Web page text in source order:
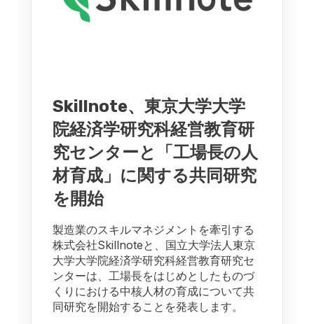
Skillnote、東京大学大学
院経済学研究科経営教育研
究センターと「工場長の人
材育成」に関する共同研究
を開始
製造業のスキルマネジメントを牽引する
株式会社Skillnoteと、国立大学法人東京
大学大学院経済学研究科経営教育研究セ
ンターは、工場長をはじめとしたものづ
くりにおける中核人材の育成について共
同研究を開始することを発表します。